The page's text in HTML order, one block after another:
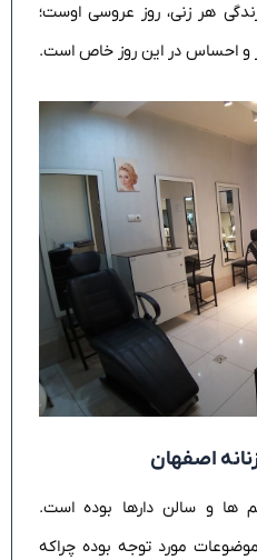
هر زنی، روز عروسی اوست؛
و احساس در این روز خاص است.
اصفهان
ها و سالن دارها بوده است.
مورد توجه بوده چراکه